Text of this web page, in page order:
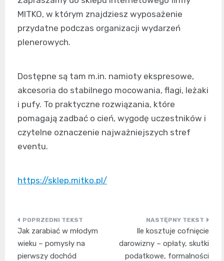
MITKO, w którym znajdziesz wyposażenie
przydatne podczas organizacji wydarzeń
plenerowych.
Dostępne są tam m.in. namioty ekspresowe,
akcesoria do stabilnego mocowania, flagi, leżaki
i pufy. To praktyczne rozwiązania, które
pomagają zadbać o cień, wygodę uczestników i
czytelne oznaczenie najważniejszych stref
eventu.
https://sklep.mitko.pl/
Nawigacja
wpisu
Jak zarabiać w młodym
wieku – pomysły na
pierwszy dochód
Ile kosztuje cofnięcie
darowizny – opłaty, skutki
podatkowe, formalności